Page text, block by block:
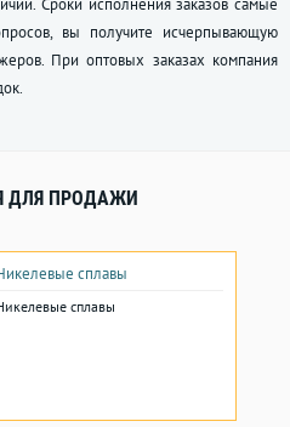
Сроки исполнения заказов самые
вы получите исчерпывающую
При оптовых заказах компания
ДЛЯ ПРОДАЖИ
сплавы
сплавы